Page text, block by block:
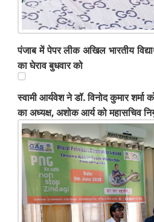
पंजाब में पेपर लीक अखिल भारतीय
का घेराव बुधवार को
स्वामी आर्यवेश ने डॉ. विनोद कुमार शर्मा
का अध्यक्ष, अशोक आर्य को महासचिव